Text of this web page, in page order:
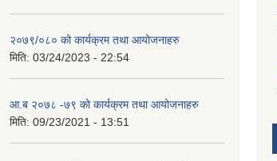
२०७९/०८० को कार्यक्रम तथा आयोजनाहरु
मिति: 03/24/2023 - 22:54
आ.ब २०७८ -७९ को कार्यक्रम तथा आयोजनाहरु
मिति: 09/23/2021 - 13:51